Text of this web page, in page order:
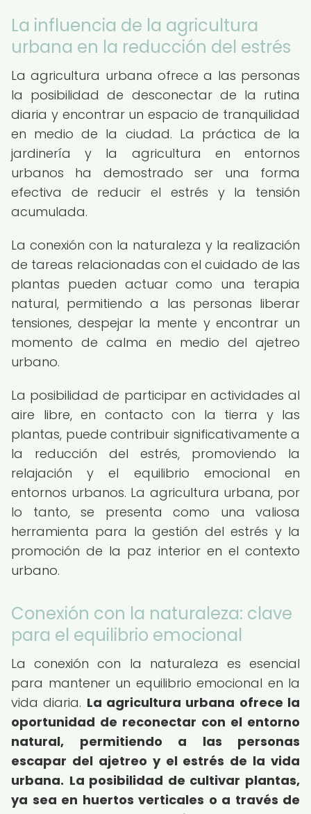
La influencia de la agricultura
urbana en la reducción del estrés
La agricultura urbana ofrece a las personas
la posibilidad de desconectar de la rutina
diaria y encontrar un espacio de tranquilidad
en medio de la ciudad. La práctica de la
jardinería y la agricultura en entornos
urbanos ha demostrado ser una forma
efectiva de reducir el estrés y la tensión
acumulada.
La conexión con la naturaleza y la realización
de tareas relacionadas con el cuidado de las
plantas pueden actuar como una terapia
natural, permitiendo a las personas liberar
tensiones, despejar la mente y encontrar un
momento de calma en medio del ajetreo
urbano.
La posibilidad de participar en actividades al
aire libre, en contacto con la tierra y las
plantas, puede contribuir significativamente a
la reducción del estrés, promoviendo la
relajación y el equilibrio emocional en
entornos urbanos. La agricultura urbana, por
lo tanto, se presenta como una valiosa
herramienta para la gestión del estrés y la
promoción de la paz interior en el contexto
urbano.
Conexión con la naturaleza: clave
para el equilibrio emocional
La conexión con la naturaleza es esencial
para mantener un equilibrio emocional en la
vida diaria. La agricultura urbana ofrece la
oportunidad de reconectar con el entorno
natural, permitiendo a las personas
escapar del ajetreo y el estrés de la vida
urbana. La posibilidad de cultivar plantas,
ya sea en huertos verticales o a través de